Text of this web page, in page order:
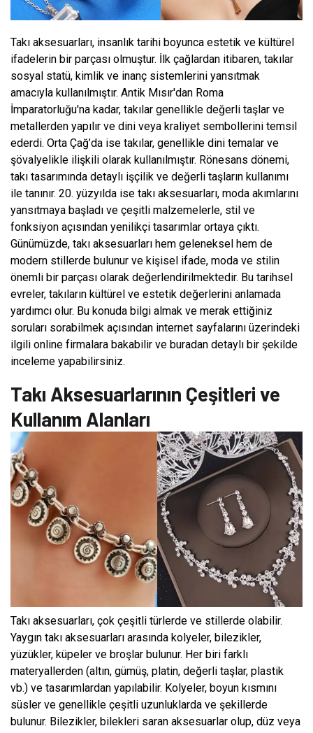
Takı aksesuarları, insanlık tarihi boyunca estetik ve kültürel
ifadelerin bir parçası olmuştur. İlk çağlardan itibaren, takılar
sosyal statü, kimlik ve inanç sistemlerini yansıtmak
amacıyla kullanılmıştır. Antik Mısır'dan Roma
İmparatorluğu'na kadar, takılar genellikle değerli taşlar ve
metallerden yapılır ve dini veya kraliyet sembollerini temsil
ederdi. Orta Çağ’da ise takılar, genellikle dini temalar ve
şövalyelikle ilişkili olarak kullanılmıştır. Rönesans dönemi,
takı tasarımında detaylı işçilik ve değerli taşların kullanımı
ile tanınır. 20. yüzyılda ise takı aksesuarları, moda akımlarını
yansıtmaya başladı ve çeşitli malzemelerle, stil ve
fonksiyon açısından yenilikçi tasarımlar ortaya çıktı.
Günümüzde, takı aksesuarları hem geleneksel hem de
modern stillerde bulunur ve kişisel ifade, moda ve stilin
önemli bir parçası olarak değerlendirilmektedir. Bu tarihsel
evreler, takıların kültürel ve estetik değerlerini anlamada
yardımcı olur. Bu konuda bilgi almak ve merak ettiğiniz
soruları sorabilmek açısından internet sayfalarını üzerindeki
ilgili online firmalara bakabilir ve buradan detaylı bir şekilde
inceleme yapabilirsiniz.
Takı Aksesuarlarının Çeşitleri ve
Kullanım Alanları
Takı aksesuarları, çok çeşitli türlerde ve stillerde olabilir.
Yaygın takı aksesuarları arasında kolyeler, bilezikler,
yüzükler, küpeler ve broşlar bulunur. Her biri farklı
materyallerden (altın, gümüş, platin, değerli taşlar, plastik
vb.) ve tasarımlardan yapılabilir. Kolyeler, boyun kısmını
süsler ve genellikle çeşitli uzunluklarda ve şekillerde
bulunur. Bilezikler, bilekleri saran aksesuarlar olup, düz veya